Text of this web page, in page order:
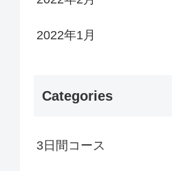
2022年1月
Categories
3日間コース